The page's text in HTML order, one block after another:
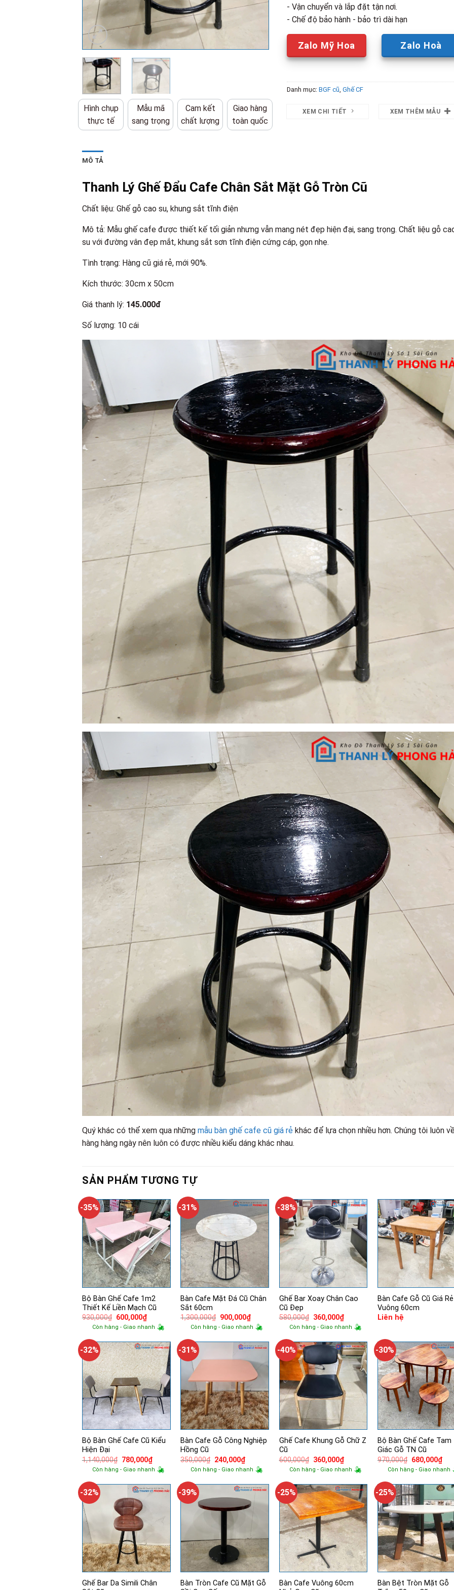
Hình chụp
thực tế
Mẫu mã
sang trọng
Cam kết
chất lượng
Giao hàng
toàn quốc
- Vận chuyển và lắp đặt tận nơi.
- Chế độ bảo hành - bảo trì dài hạn
Zalo Mỹ Hoa Zalo Hoà
Danh mục: BGF cũ Ghế CF
XEM CHI TIẾT XEM THÊM MẪU
MÔ TẢ
Thanh Lý Ghế Đẩu Cafe Chân Sắt Mặt Gỗ Tròn Cũ
Chất liệu: Ghế gỗ cao su, khung sắt tĩnh điện
Mô tả: Mẫu ghế cafe được thiết kế tối giản nhưng vẫn mang nét đẹp hiện đại, sang trọng. Chất liệu gỗ
su với đường vân đẹp mắt, khung sắt sơn tĩnh điện cứng cáp, gọn nhẹ.
Tình trạng: Hàng cũ giá rẻ, mới 90%.
Kích thước: 30cm x 50cm
Giá thanh lý: 145.000đ
Số lượng: 10 cái
Quý khác có thể xem qua những mẫu bàn ghế cafe cũ giá rẻ khác để lựa chọn nhiều hơn. Chúng tôi luôn
hàng hàng ngày nên luôn có được nhiều kiểu dáng khác nhau.
SẢN PHẨM TƯƠNG TỰ
-35%
Bộ Bàn Ghế Cafe 1m2
Thiết Kế Liền Mạch Cũ
930,000₫ Giá
gốc
là:
600,000₫Giá
hiện
tại
600,000₫.
Còn hàng - Giao nhanh
-31%
Bàn Cafe Mặt Đá Cũ Chân
Sắt 60cm
1,300,000₫ Giá
gốc
là:
900,000₫Giá
hiện
tại
900,000₫.
Còn hàng - Giao nhanh
-38%
Ghế Bar Xoay Chân Cao
Cũ Đẹp
580,000₫ Giá
gốc
là:
360,000₫Giá
hiện
tại
360,000₫.
Còn hàng - Giao nhanh
Bàn Cafe Gỗ Cũ Giá Rẻ
Vuông 60cm
Liên hệ
-32%
Bộ Bàn Ghế Cafe Cũ Kiểu
Hiện Đại
1,140,000₫ Giá
gốc
là:
780,000₫Giá
hiện
tại
780,000₫.
Còn hàng - Giao nhanh
-31%
Bàn Cafe Gỗ Công Nghiệp
Hồng Cũ
350,000₫ Giá
gốc
là:
240,000₫Giá
hiện
tại
240,000₫.
Còn hàng - Giao nhanh
-40%
Ghế Cafe Khung Gỗ Chữ Z
Cũ
600,000₫ Giá
gốc
là:
360,000₫Giá
hiện
tại
360,000₫.
Còn hàng - Giao nhanh
-30%
Bộ Bàn Ghế Cafe Tam
Giác Gỗ TN Cũ
970,000₫ Giá
gốc
là:
680,000₫Giá
tại
Còn hàng - Giao nhanh
-32%
Ghế Bar Da Simili Chân
-39%
Bàn Tròn Cafe Cũ Mặt Gỗ
-25%
Bàn Cafe Vuông 60cm
-25%
Bàn Bệt Tròn Mặt Gỗ